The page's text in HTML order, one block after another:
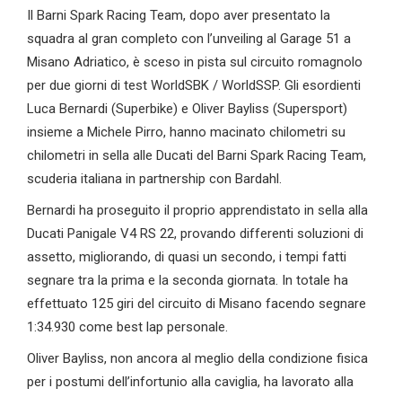
Il Barni Spark Racing Team, dopo aver presentato la
squadra al gran completo con l’unveiling al Garage 51 a
Misano Adriatico, è sceso in pista sul circuito romagnolo
per due giorni di test WorldSBK / WorldSSP. Gli esordienti
Luca Bernardi (Superbike) e Oliver Bayliss (Supersport)
insieme a Michele Pirro, hanno macinato chilometri su
chilometri in sella alle Ducati del Barni Spark Racing Team,
scuderia italiana in partnership con Bardahl.
Bernardi ha proseguito il proprio apprendistato in sella alla
Ducati Panigale V4 RS 22, provando differenti soluzioni di
assetto, migliorando, di quasi un secondo, i tempi fatti
segnare tra la prima e la seconda giornata. In totale ha
effettuato 125 giri del circuito di Misano facendo segnare
1:34.930 come best lap personale.
Oliver Bayliss, non ancora al meglio della condizione fisica
per i postumi dell’infortunio alla caviglia, ha lavorato alla